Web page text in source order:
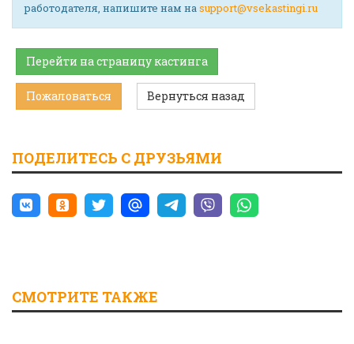
работодателя, напишите нам наsupport@vsekastingi.ru
Перейти на страницу кастинга
Пожаловаться Вернуться назад
ПОДЕЛИТЕСЬ С ДРУЗЬЯМИ
СМОТРИТЕ ТАКЖЕ